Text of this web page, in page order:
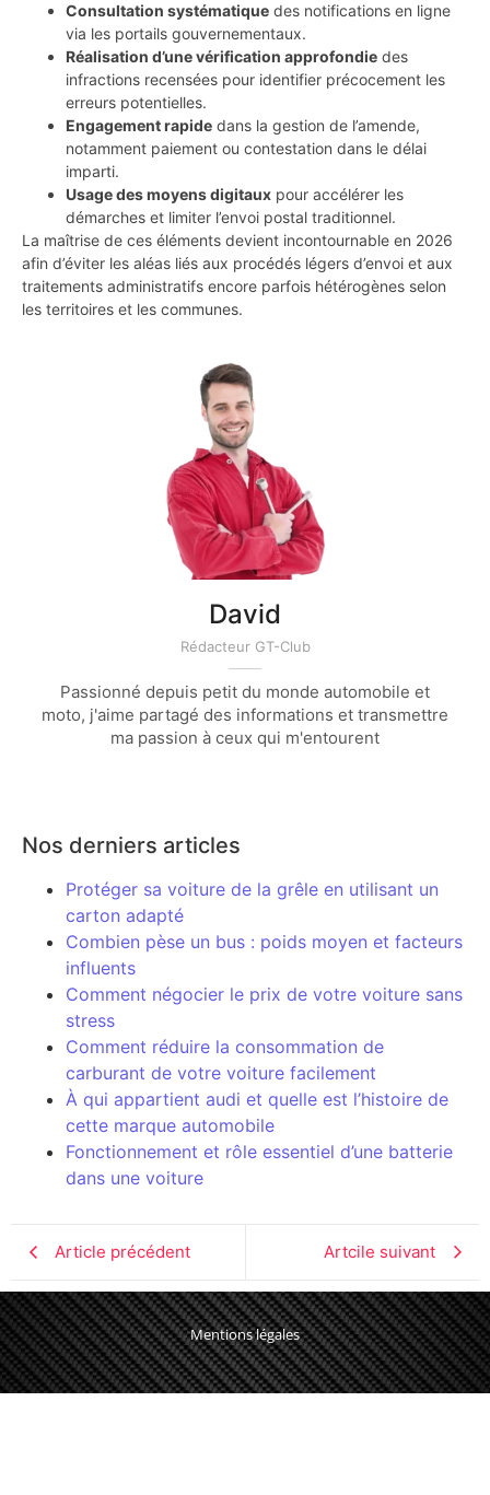
Consultation systématique des notifications en ligne
via les portails gouvernementaux.
Réalisation d’une vérification approfondie des
infractions recensées pour identifier précocement les
erreurs potentielles.
Engagement rapide dans la gestion de l’amende,
notamment paiement ou contestation dans le délai
imparti.
Usage des moyens digitaux pour accélérer les
démarches et limiter l’envoi postal traditionnel.
La maîtrise de ces éléments devient incontournable en 2026
afin d’éviter les aléas liés aux procédés légers d’envoi et aux
traitements administratifs encore parfois hétérogènes selon
les territoires et les communes.
David
Rédacteur GT-Club
Passionné depuis petit du monde automobile et
moto, j'aime partagé des informations et transmettre
ma passion à ceux qui m'entourent
Nos derniers articles
Protéger sa voiture de la grêle en utilisant un
carton adapté
Combien pèse un bus : poids moyen et facteurs
influents
Comment négocier le prix de votre voiture sans
stress
Comment réduire la consommation de
carburant de votre voiture facilement
À qui appartient audi et quelle est l’histoire de
cette marque automobile
Fonctionnement et rôle essentiel d’une batterie
dans une voiture
Article précédent Artcile suivant
Mentions légales